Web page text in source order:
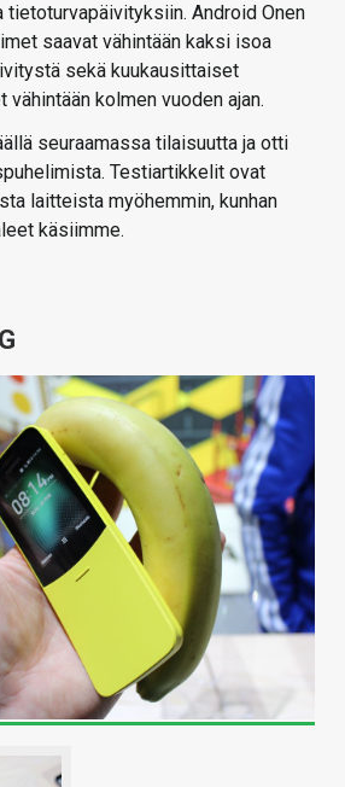
tietoturvapäivityksiin. Android Onen
saavat vähintään kaksi isoa
sekä kuukausittaiset
kolmen vuoden ajan.
seuraamassa tilaisuutta ja otti
Testiartikkelit ovat
laitteista myöhemmin, kunhan
käsiimme.